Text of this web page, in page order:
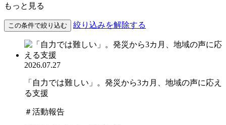
もっと見る
この条件で絞り込む 絞り込みを解除する
2026.07.27
「自力では難しい」。発災から3カ月、地域の声に応え
る支援
＃活動報告